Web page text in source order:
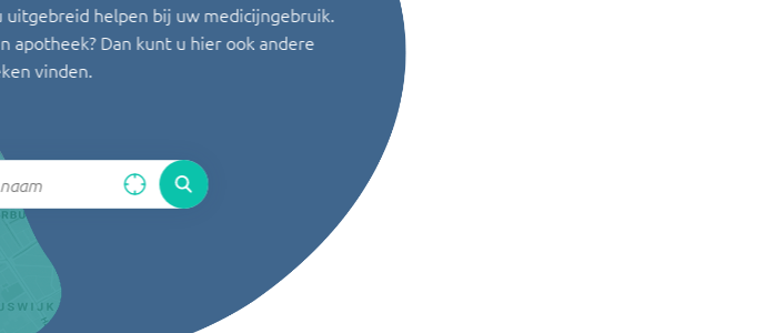
helpen bij uw medicijngebruik.
apotheek? Dan kunt u hier ook andere
vinden.